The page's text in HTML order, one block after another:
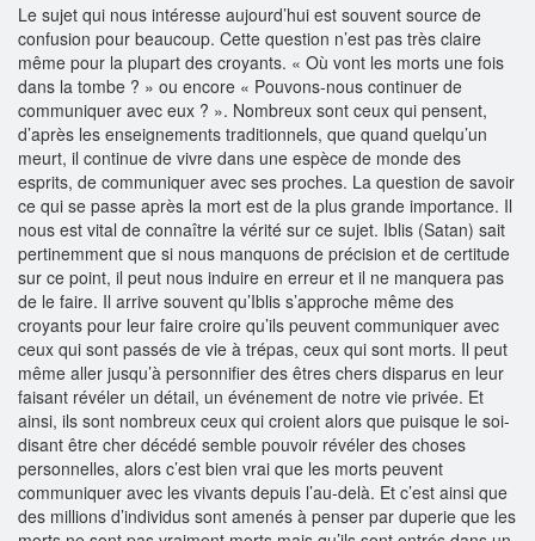
Le sujet qui nous intéresse aujourd’hui est souvent source de
confusion pour beaucoup. Cette question n’est pas très claire
même pour la plupart des croyants. « Où vont les morts une fois
dans la tombe ? » ou encore « Pouvons-nous continuer de
communiquer avec eux ? ». Nombreux sont ceux qui pensent,
d’après les enseignements traditionnels, que quand quelqu’un
meurt, il continue de vivre dans une espèce de monde des
esprits, de communiquer avec ses proches. La question de savoir
ce qui se passe après la mort est de la plus grande importance. Il
nous est vital de connaître la vérité sur ce sujet. Iblis (Satan) sait
pertinemment que si nous manquons de précision et de certitude
sur ce point, il peut nous induire en erreur et il ne manquera pas
de le faire. Il arrive souvent qu’Iblis s’approche même des
croyants pour leur faire croire qu’ils peuvent communiquer avec
ceux qui sont passés de vie à trépas, ceux qui sont morts. Il peut
même aller jusqu’à personnifier des êtres chers disparus en leur
faisant révéler un détail, un événement de notre vie privée. Et
ainsi, ils sont nombreux ceux qui croient alors que puisque le soi-
disant être cher décédé semble pouvoir révéler des choses
personnelles, alors c’est bien vrai que les morts peuvent
communiquer avec les vivants depuis l’au-delà. Et c’est ainsi que
des millions d’individus sont amenés à penser par duperie que les